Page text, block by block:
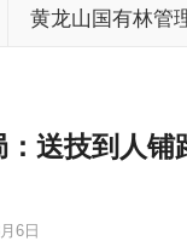
黄龙山国有林管
送技到人铺
6日